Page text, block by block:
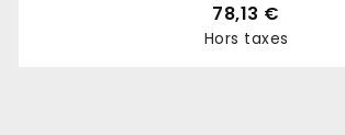
78,13 €
Hors taxes